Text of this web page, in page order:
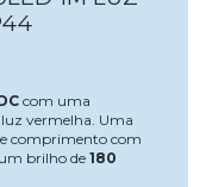
com uma
luz vermelha. Uma
comprimento com
brilho de 180